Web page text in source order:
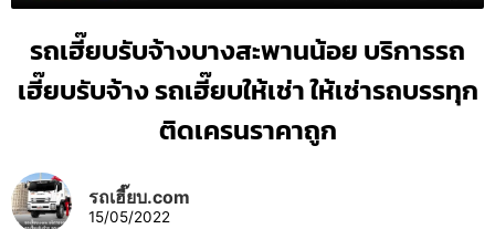
รถเฮี๊ยบรับจ้างบางสะพานน้อย บริการรถ
เฮี๊ยบรับจ้าง รถเฮี๊ยบให้เช่า ให้เช่ารถบรรทุก
ติดเครนราคาถูก
รถเฮี๊ยบ.com
15/05/2022